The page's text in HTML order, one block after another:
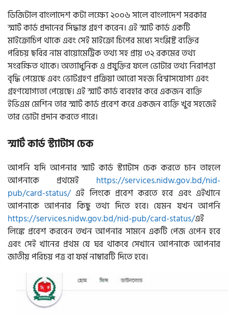
ডিজিটাল বাংলাদেশ কটা লক্ষ্যে ২০০৬ সালে বাংলাদেশ সরকার
স্মার্ট কার্ড প্রদানের সিদ্ধান্ত গ্রহণ করেন। এই স্মার্ট কার্ড একটি
মাইক্রোচিপ থাকে এবং সেই মাইক্রো চিপের মধ্যে সংশ্লিষ্ট ব্যক্তির
পরিচয় ছবির নাম বায়োমেট্রিক তথ্য সহ প্রায় ৩২ রকমের তথ্য
সংরক্ষিত থাকে। অত্যাধুনিক এ প্রযুক্তির ফলে ভোটার তথ্য নিরাপত্তা
বৃদ্ধি পেয়েছে এবং ভোটগ্রহণ প্রক্রিয়া আরো সহজ বিশ্বাসযোগ্য এবং
গ্রহণযোগ্যতা পেয়েছে। এই স্মার্ট কার্ড ব্যবহার করে একজন ব্যক্তি
ইভিএম মেশিন তার স্মার্ট কার্ড প্রবেশ করে একজন ব্যক্তি খুব সহজেই
তার ভোটা প্রদান করতে পারে।
স্মার্ট কার্ড স্ট্যাটাস চেক
আপনি যদি আপনার স্মার্ট কার্ড স্ট্যাটাস চেক করতে চান তাহলে
আপনাকে প্রথমেই https://services.nidw.gov.bd/nid-
pub/card-status/এই লিংকে প্রবেশ করতে হবে এবং এইখানে
আপনাকে আপনার কিছু তথ্য দিতে হবে। যেমন যখন আপনি
https://services.nidw.gov.bd/nid-pub/card-status/এই
লিঙ্কে প্রবেশ করবেন তখন আপনার সামনে একটি পেজ ওপেন হবে
এবং সেই খানের প্রথম যে ঘর থাকবে সেখানে আপনাকে আপনার
জাতীয় পরিচয় পত্র বা ফর্ম নাম্বারটি দিতে হবে।